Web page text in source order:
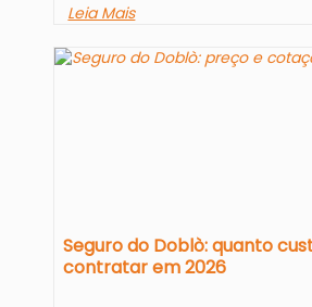
Leia Mais
Seguro do Doblò: quanto
contratar em 2026